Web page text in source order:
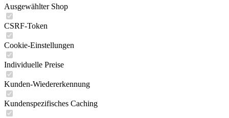
Ausgewählter Shop
CSRF-Token
Cookie-Einstellungen
Individuelle Preise
Kunden-Wiedererkennung
Kundenspezifisches Caching